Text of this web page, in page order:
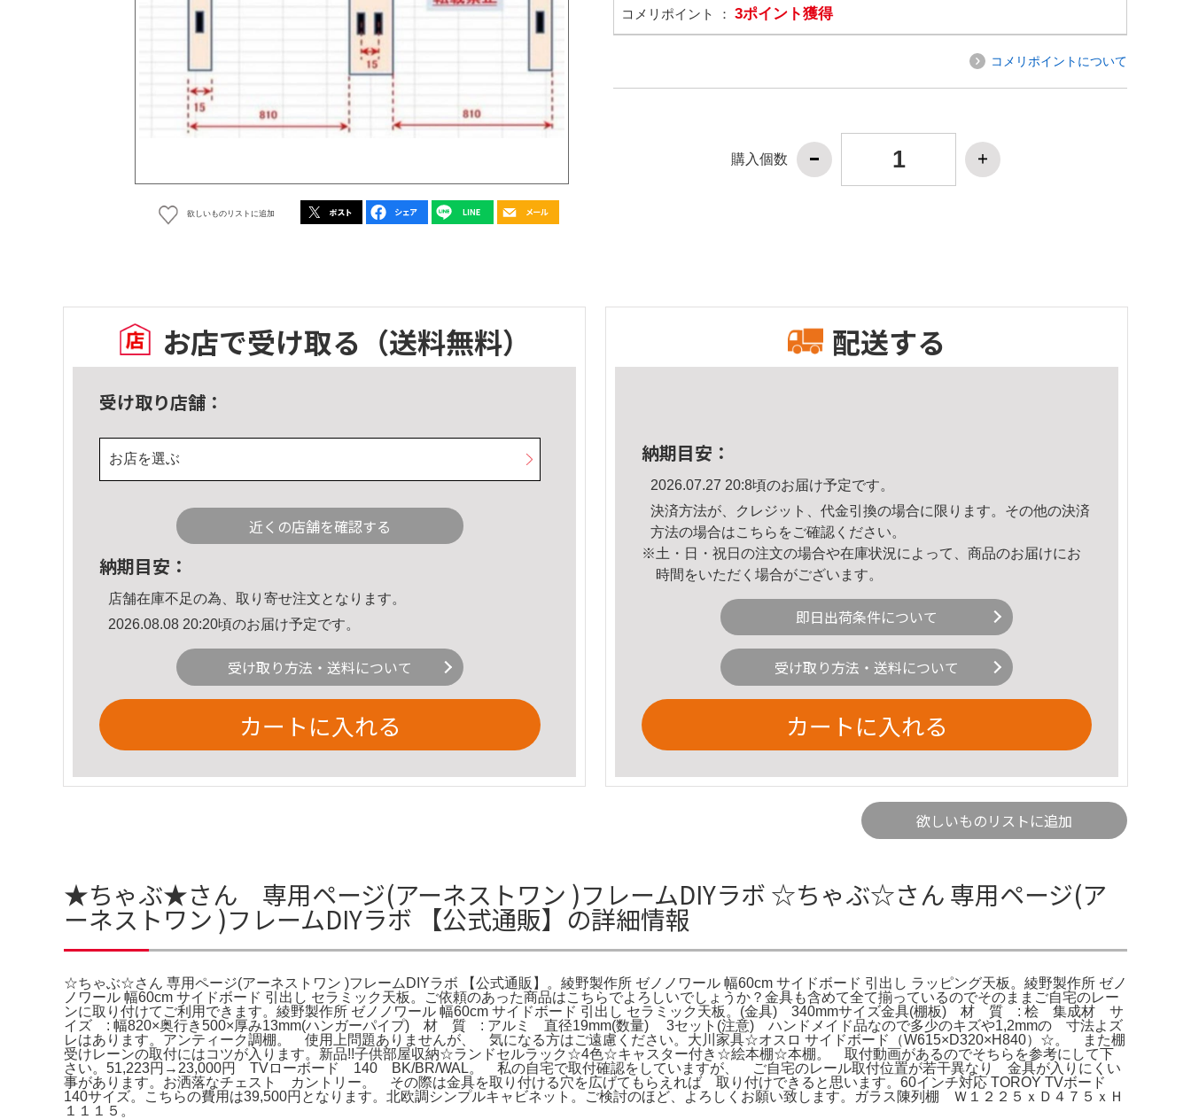
欲しいものリストに追加
コメリポイント ： 3ポイント獲得
コメリポイントについて
購入個数
お店で受け取る （送料無料）
受け取り店舗：
お店を選ぶ
近くの店舗を確認する
納期目安：
店舗在庫不足の為、取り寄せ注文となります。
2026.08.08 20:20頃のお届け予定です。
受け取り方法・送料について
カートに入れる
配送する
納期目安：
2026.07.27 20:8頃のお届け予定です。
決済方法が、クレジット、代金引換の場合に限ります。その他の決済
方法の場合はこちら をご確認ください。
※土・日・祝日の注文の場合や在庫状況によって、商品のお届けにお
時間をいただく場合がございます。
即日出荷条件について
受け取り方法・送料について
カートに入れる
欲しいものリストに追加
★ちゃぶ★さん 専用ページ(アーネストワン )フレームDIYラボ ☆ちゃぶ☆さん 専用ページ(ア
ーネストワン )フレームDIYラボ 【公式通販】の詳細情報
☆ちゃぶ☆さん 専用ページ(アーネストワン )フレームDIYラボ 【公式通販】。綾野製作所 ゼノノワール 幅60cm サイドボード 引出し ラッピング天板。綾野製作所 ゼノ
ノワール 幅60cm サイドボード 引出し セラミック天板。ご依頼のあった商品はこちらでよろしいでしょうか？金具も含めて全て揃っているのでそのままご自宅のレー
ンに取り付けてご利用できます。綾野製作所 ゼノノワール 幅60cm サイドボード 引出し セラミック天板。(金具) 340mmサイズ金具(棚板) 材 質 : 桧 集成材 サ
イズ : 幅820×奥行き500×厚み13mm(ハンガーパイプ) 材 質 : アルミ 直径19mm(数量) 3セット(注意) ハンドメイド品なので多少のキズや1,2mmの 寸法よズ
レはあります。アンティーク調棚。 使用上問題ありませんが、 気になる方はご遠慮ください。大川家具☆オスロ サイドボード（W615×D320×H840）☆。 また棚
受けレーンの取付にはコツが入ります。新品!!子供部屋収納☆ランドセルラック☆4色☆キャスター付き☆絵本棚☆本棚。 取付動画があるのでそちらを参考にして下
さい。51,223円→23,000円 TVローボード 140 BK/BR/WAL。 私の自宅で取付確認をしていますが、 ご自宅のレール取付位置が若干異なり 金具が入りにくい
事があります。お洒落なチェスト カントリー。 その際は金具を取り付ける穴を広げてもらえれば 取り付けできると思います。60インチ対応 TOROY TVボード
140サイズ。こちらの費用は39,500円となります。北欧調シンプルキャビネット。ご検討のほど、よろしくお願い致します。ガラス陳列棚 Ｗ１２２５ｘＤ４７５ｘＨ
１１１５。